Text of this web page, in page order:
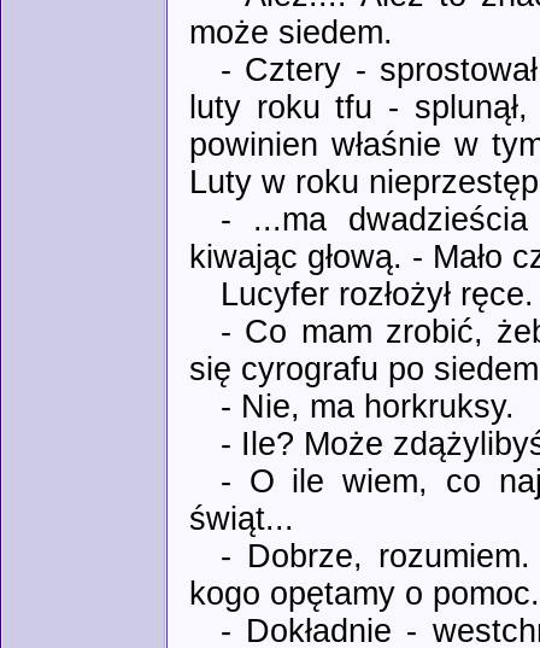
może siedem.
- Cztery -
luty roku tfu -
powinien właśnie w
Luty w roku
- ...ma
kiwając głową. - Mało
Lucyfer rozłożył
- Co mam zrobić,
się cyrografu po
- Nie, ma horkruksy.
- Ile? Może
- O ile wiem, co
świąt...
- Dobrze,
kogo opętamy o pomoc.
- Dokładnie -